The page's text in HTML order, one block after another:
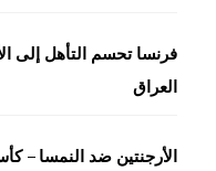
فرنسا تحسم التأهل إلى
العراق